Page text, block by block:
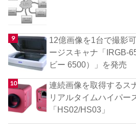
12億画像を1台で撮影
ージスキャナ「IRGB-
ビー 6500）」を発売
連続画像を取得するス
リアルタイムハイパー
「HS02/HS03」